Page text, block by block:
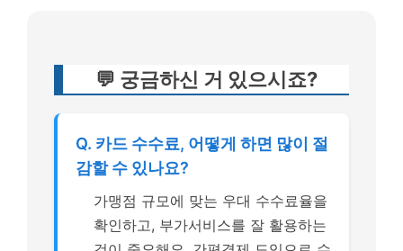
💬 궁금하신 거 있으시죠?
Q. 카드 수수료, 어떻게 하면 많이 절
감할 수 있나요?
가맹점 규모에 맞는 우대 수수료율을
확인하고, 부가서비스를 잘 활용하는